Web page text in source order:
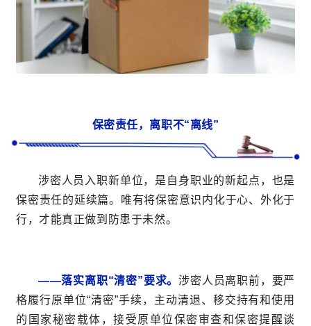
保密责任，离职不“离线”
涉密人员入职新单位，是自身职业的新起点，也是
保密责任的延续篇。唯有将保密意识内化于心、外化于
行，才能真正做到防患于未然。
——落实离职“清密”要求。涉密人员离职前，要严
格履行原单位“清密”手续，主动清退、移交持有和使用
的国家秘密载体，接受原单位保密审查和保密提醒谈